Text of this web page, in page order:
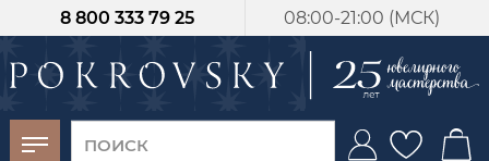
08:00-21:00 (МСК)
8 800 333 79 25
-30%
от 15 дней с
момента оплаты